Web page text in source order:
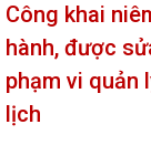
Công khai
hành, được
phạm vi quản
lịch